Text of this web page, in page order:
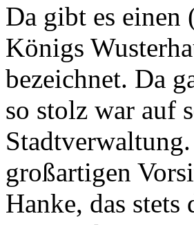
Da gibt es einen
Königs
bezeichnet. Da
so stolz war auf
großartigen
Hanke, das